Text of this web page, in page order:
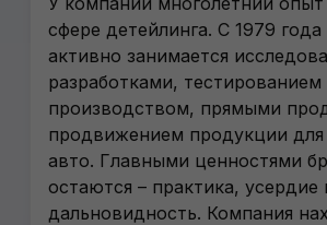
сфере детейлинга. С 1979 года
активно занимается
разработками, тестированием
производством, прямыми
продвижением продукции для
авто. Главными ценностями
остаются – практика, усердие
дальновидность. Компания